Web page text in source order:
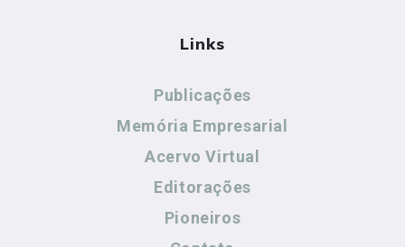
Links
Publicações
Memória Empresarial
Acervo Virtual
Editorações
Pioneiros